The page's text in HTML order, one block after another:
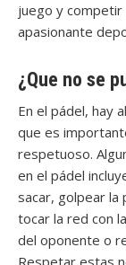
juego y
apasionante
¿Que no se
En el pádel, hay
que es
respetuoso.
en el pádel
sacar, golpear la
tocar la red con
del oponente o